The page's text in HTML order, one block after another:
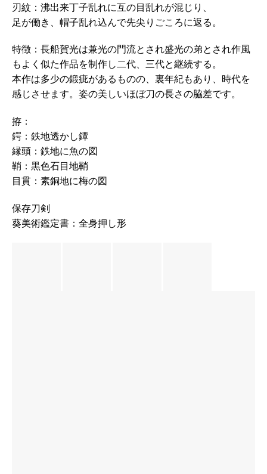
刃紋：沸出来丁子乱れに互の目乱れが混じり、
足が働き、帽子乱れ込んで先尖りごころに返る。
特徴：長船賀光は兼光の門流とされ盛光の弟とされ作風
もよく似た作品を制作し二代、三代と継続する。
本作は多少の鍛疵があるものの、裏年紀もあり、時代を
感じさせます。姿の美しいほぼ刀の長さの脇差です。
拵：
鍔：鉄地透かし鐔
縁頭：鉄地に魚の図
鞘：黒色石目地鞘
目貫：素銅地に梅の図
保存刀剣
葵美術鑑定書：全身押し形